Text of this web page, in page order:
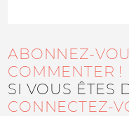
ABONNEZ-
COMMENTER !
SI VOUS ÊTES
CONNECTEZ-